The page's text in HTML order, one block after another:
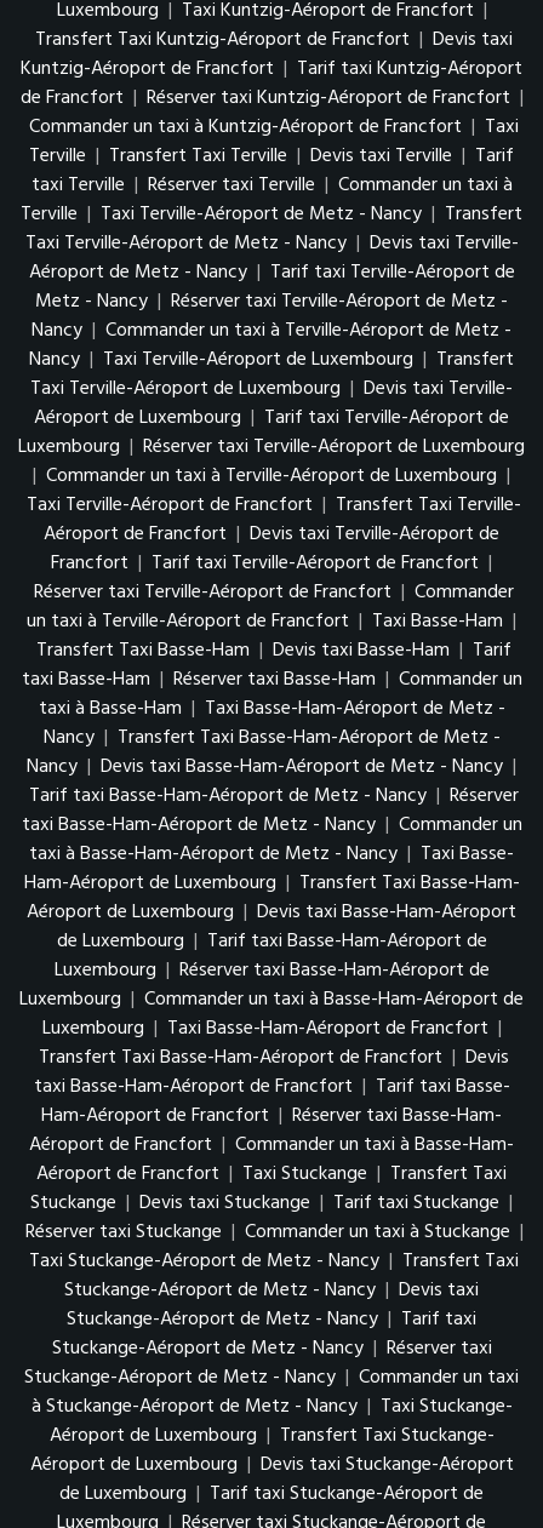
Luxembourg | Taxi Kuntzig-Aéroport de Francfort |
Transfert Taxi Kuntzig-Aéroport de Francfort | Devis taxi
Kuntzig-Aéroport de Francfort | Tarif taxi Kuntzig-Aéroport
de Francfort | Réserver taxi Kuntzig-Aéroport de Francfort |
Commander un taxi à Kuntzig-Aéroport de Francfort | Taxi
Terville | Transfert Taxi Terville | Devis taxi Terville | Tarif
taxi Terville | Réserver taxi Terville | Commander un taxi à
Terville | Taxi Terville-Aéroport de Metz - Nancy | Transfert
Taxi Terville-Aéroport de Metz - Nancy | Devis taxi Terville-
Aéroport de Metz - Nancy | Tarif taxi Terville-Aéroport de
Metz - Nancy | Réserver taxi Terville-Aéroport de Metz -
Nancy | Commander un taxi à Terville-Aéroport de Metz -
Nancy | Taxi Terville-Aéroport de Luxembourg | Transfert
Taxi Terville-Aéroport de Luxembourg | Devis taxi Terville-
Aéroport de Luxembourg | Tarif taxi Terville-Aéroport de
Luxembourg | Réserver taxi Terville-Aéroport de Luxembourg
| Commander un taxi à Terville-Aéroport de Luxembourg |
Taxi Terville-Aéroport de Francfort | Transfert Taxi Terville-
Aéroport de Francfort | Devis taxi Terville-Aéroport de
Francfort | Tarif taxi Terville-Aéroport de Francfort |
Réserver taxi Terville-Aéroport de Francfort | Commander
un taxi à Terville-Aéroport de Francfort | Taxi Basse-Ham |
Transfert Taxi Basse-Ham | Devis taxi Basse-Ham | Tarif
taxi Basse-Ham | Réserver taxi Basse-Ham | Commander un
taxi à Basse-Ham | Taxi Basse-Ham-Aéroport de Metz -
Nancy | Transfert Taxi Basse-Ham-Aéroport de Metz -
Nancy | Devis taxi Basse-Ham-Aéroport de Metz - Nancy |
Tarif taxi Basse-Ham-Aéroport de Metz - Nancy | Réserver
taxi Basse-Ham-Aéroport de Metz - Nancy | Commander un
taxi à Basse-Ham-Aéroport de Metz - Nancy | Taxi Basse-
Ham-Aéroport de Luxembourg | Transfert Taxi Basse-Ham-
Aéroport de Luxembourg | Devis taxi Basse-Ham-Aéroport
de Luxembourg | Tarif taxi Basse-Ham-Aéroport de
Luxembourg | Réserver taxi Basse-Ham-Aéroport de
Luxembourg | Commander un taxi à Basse-Ham-Aéroport de
Luxembourg | Taxi Basse-Ham-Aéroport de Francfort |
Transfert Taxi Basse-Ham-Aéroport de Francfort | Devis
taxi Basse-Ham-Aéroport de Francfort | Tarif taxi Basse-
Ham-Aéroport de Francfort | Réserver taxi Basse-Ham-
Aéroport de Francfort | Commander un taxi à Basse-Ham-
Aéroport de Francfort | Taxi Stuckange | Transfert Taxi
Stuckange | Devis taxi Stuckange | Tarif taxi Stuckange |
Réserver taxi Stuckange | Commander un taxi à Stuckange |
Taxi Stuckange-Aéroport de Metz - Nancy | Transfert Taxi
Stuckange-Aéroport de Metz - Nancy | Devis taxi
Stuckange-Aéroport de Metz - Nancy | Tarif taxi
Stuckange-Aéroport de Metz - Nancy | Réserver taxi
Stuckange-Aéroport de Metz - Nancy | Commander un taxi
à Stuckange-Aéroport de Metz - Nancy | Taxi Stuckange-
Aéroport de Luxembourg | Transfert Taxi Stuckange-
Aéroport de Luxembourg | Devis taxi Stuckange-Aéroport
de Luxembourg | Tarif taxi Stuckange-Aéroport de